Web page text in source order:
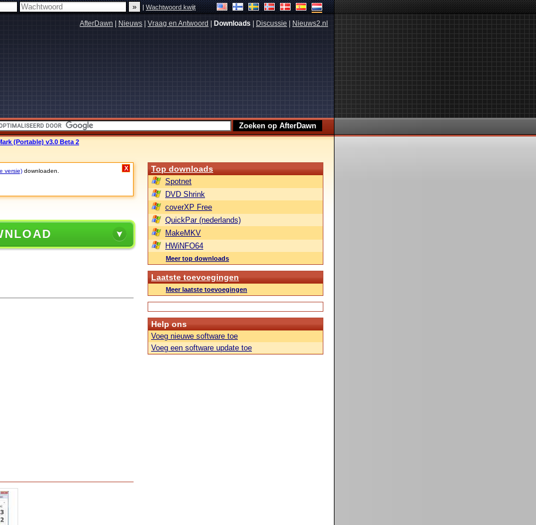
|Wachtwoord kwijt
AfterDawn Nieuws Vraag en Antwoord Downloads Discussie Nieuws2.nl
(Portable) v3.0 Beta 2
versie) downloaden.
X Top downloads
Spotnet
DVD Shrink
coverXP Free
QuickPar (nederlands)
MakeMKV
HWiNFO64
Meer top downloads
Laatste toevoegingen
Meer laatste toevoegingen
Help ons
Voeg nieuwe software toe
Voeg een software update toe